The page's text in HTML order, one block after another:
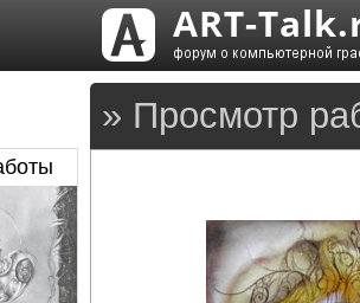
» Просмотр